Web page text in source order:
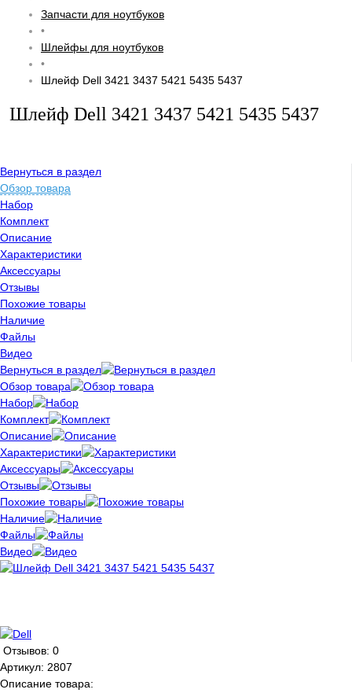
Запчасти для ноутбуков
•
Шлейфы для ноутбуков
•
Шлейф Dell 3421 3437 5421 5435 5437
Шлейф Dell 3421 3437 5421 5435 5437
Вернуться в раздел
Обзор товара
Набор
Комплект
Описание
Характеристики
Аксессуары
Отзывы
Похожие товары
Наличие
Файлы
Видео
Вернуться в раздел
Обзор товара
Набор
Комплект
Описание
Характеристики
Аксессуары
Отзывы
Похожие товары
Наличие
Файлы
Видео
Отзывов: 0
Артикул: 2807
Описание товара: